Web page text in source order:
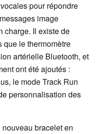
pour répondre
image
charge. Il existe de
le thermomètre
artérielle Bluetooth, et
ont été ajoutés :
le mode Track Run
personnalisation des
bracelet en